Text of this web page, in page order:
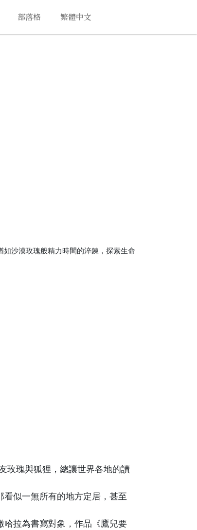
部落格 繁體中文
沙漠玫瑰般精力時間的淬鍊，探索生命
玫瑰與狐狸，總讓世界各地的讀
似一無所有的地方定居，甚至
拉為書寫對象，作品《鷹兒要